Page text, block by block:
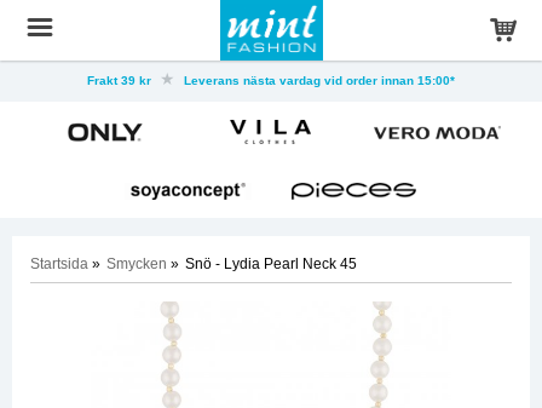
Frakt 39 kr Leverans nästa vardag vid order innan 15:00*
Startsida » Smycken » Snö - Lydia Pearl Neck 45